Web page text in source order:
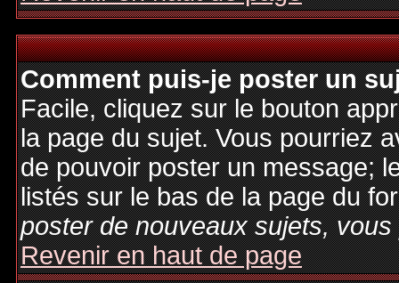
Comment puis-je poster un
Facile, cliquez sur le bouton
la page du sujet. Vous pourriez
de pouvoir poster un message;
listés sur le bas de la page du
poster de nouveaux sujets,
Revenir en haut de page